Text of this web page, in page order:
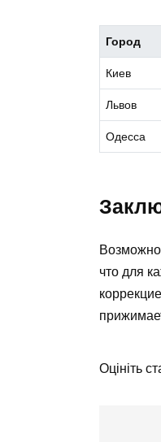
Город
Киев
Львов
Одесса
что для
Оцініть